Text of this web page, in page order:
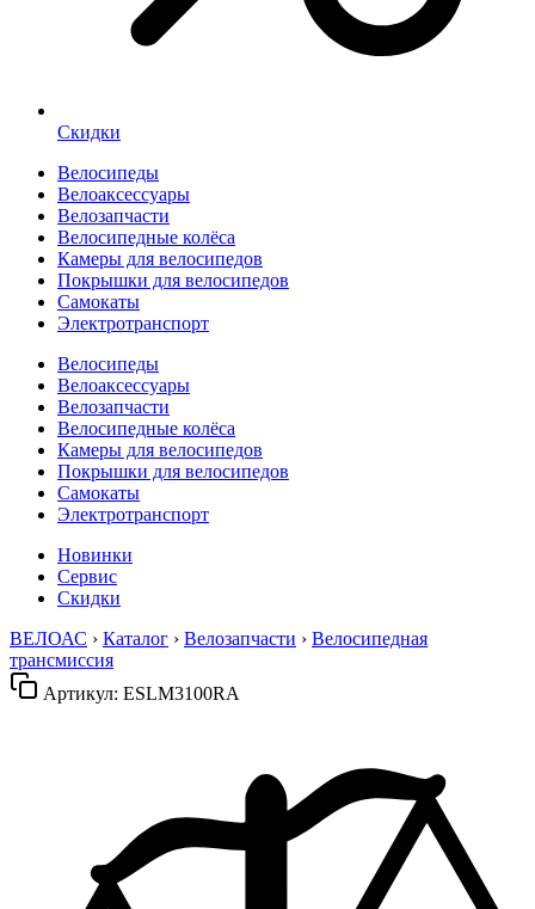
Скидки
Велосипеды
Велоаксессуары
Велозапчасти
Велосипедные колёса
Камеры для велосипедов
Покрышки для велосипедов
Самокаты
Электротранспорт
Велосипеды
Велоаксессуары
Велозапчасти
Велосипедные колёса
Камеры для велосипедов
Покрышки для велосипедов
Самокаты
Электротранспорт
Новинки
Сервис
Скидки
ВЕЛОАС › Каталог › Велозапчасти › Велосипедная
трансмиссия
Артикул: ESLM3100RA